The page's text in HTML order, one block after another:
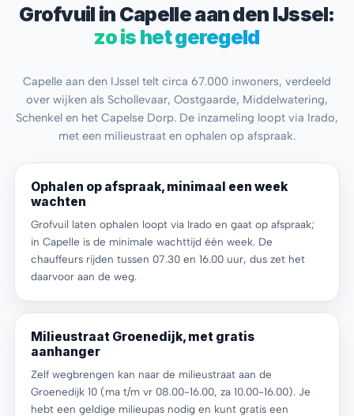
Grofvuil in Capelle aan den IJssel:
zo is het geregeld
Capelle aan den IJssel telt circa 67.000 inwoners, verdeeld
over wijken als Schollevaar, Oostgaarde, Middelwatering,
Schenkel en het Capelse Dorp. De inzameling loopt via Irado,
met een milieustraat en ophalen op afspraak.
Ophalen op afspraak, minimaal een week
wachten
Grofvuil laten ophalen loopt via Irado en gaat op afspraak;
in Capelle is de minimale wachttijd één week. De
chauffeurs rijden tussen 07.30 en 16.00 uur, dus zet het
daarvoor aan de weg.
Milieustraat Groenedijk, met gratis
aanhanger
Zelf wegbrengen kan naar de milieustraat aan de
Groenedijk 10 (ma t/m vr 08.00-16.00, za 10.00-16.00). Je
hebt een geldige milieupas nodig en kunt gratis een